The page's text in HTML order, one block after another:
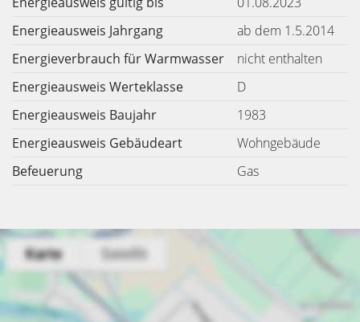
Energieausweis Jahrgang
ab dem 1.5.2014
Energieverbrauch für Warmwasser
nicht enthalten
Energieausweis Werteklasse
D
Energieausweis Baujahr
1983
Energieausweis Gebäudeart
Wohngebäude
Befeuerung
Gas